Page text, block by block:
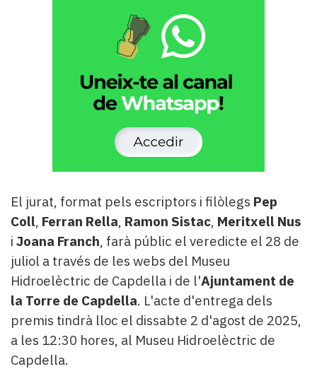
El jurat, format pels escriptors i filòlegs Pep
Coll, Ferran Rella, Ramon Sistac, Meritxell Nus
i Joana Franch, farà públic el veredicte el 28 de
juliol a través de les webs del Museu
Hidroelèctric de Capdella i de l'Ajuntament de
la Torre de Capdella. L'acte d'entrega dels
premis tindrà lloc el dissabte 2 d'agost de 2025,
a les 12:30 hores, al Museu Hidroelèctric de
Capdella.